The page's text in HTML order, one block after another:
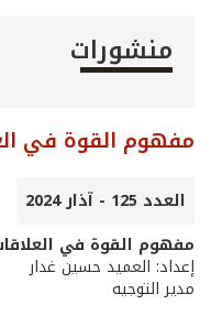
منشورات
مفهوم القوة في
العدد 125 - آذار 2024
مفهوم القوة في
إعداد: العميد حسين غدار
مدير التوجيه